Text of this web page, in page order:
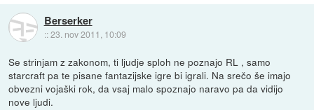
Berserker
::23. nov 2011, 10:09
Se strinjam z zakonom, ti ljudje sploh ne poznajo RL , samo
starcraft pa te pisane fantazijske igre bi igrali. Na srečo še imajo
obvezni vojaški rok, da vsaj malo spoznajo naravo pa da vidijo
nove ljudi.